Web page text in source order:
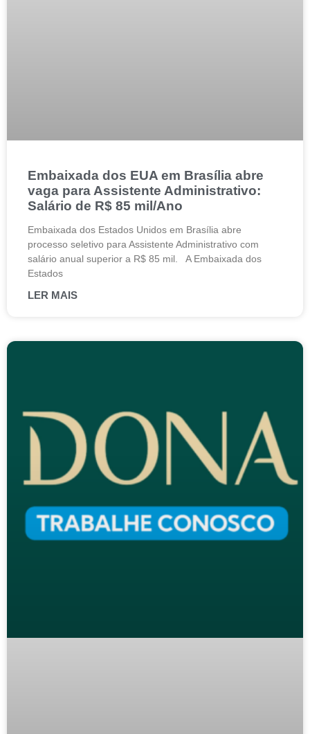
Embaixada dos EUA em Brasília abre
vaga para Assistente Administrativo:
Salário de R$ 85 mil/Ano
Embaixada dos Estados Unidos em Brasília abre
processo seletivo para Assistente Administrativo com
salário anual superior a R$ 85 mil. A Embaixada dos
Estados
LER MAIS